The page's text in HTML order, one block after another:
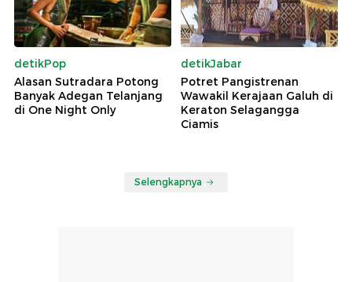
detikPop
Alasan Sutradara Potong
Banyak Adegan Telanjang
di One Night Only
detikJabar
Potret Pangistrenan
Wawakil Kerajaan Galuh di
Keraton Selagangga
Ciamis
Selengkapnya